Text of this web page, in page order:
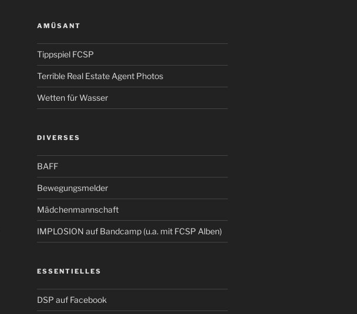
AMÜSANT
Tippspiel FCSP
Terrible Real Estate Agent Photos
Wetten für Wasser
DIVERSES
BAFF
Bewegungsmelder
Mädchenmannschaft
IMPLOSION auf Bandcamp (u.a. mit FCSP Alben)
ESSENTIELLES
DSP auf Facebook